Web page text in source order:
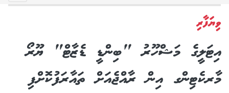
ވިޔަފާރި
އިޓަލީގެ މަޝްހޫރު "ބިންޑީ ޑެޒާޓް" ޔޫރޯ
މާރކެޓިންގ އިން ރާއްޖެއަށް ތައާރަފުކޮށްފި